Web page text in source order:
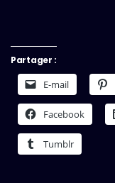
Partager :
E-mail
Facebook
Tumblr